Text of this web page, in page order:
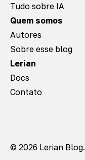
Tudo sobre IA
Quem somos
Autores
Sobre esse blog
Lerian
Docs
Contato
© 2026 Lerian Blog.